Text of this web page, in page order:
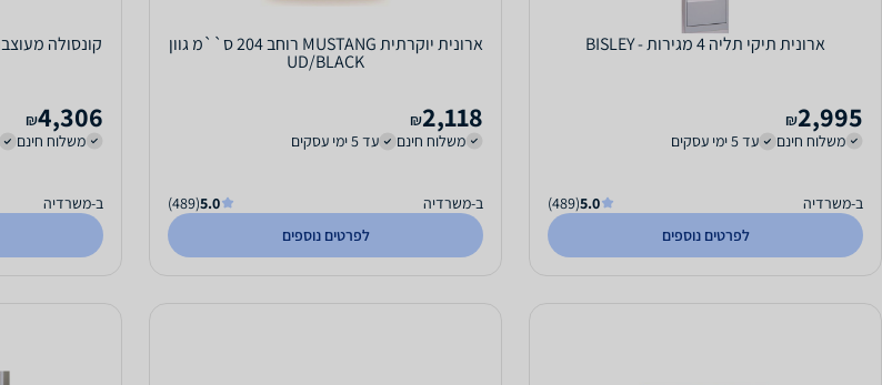
ארונית תיקי תליה 4 מגירות - BISLEY
2,995
₪
משלוח חינם
עד 5 ימי עסקים
ב-משרדיה 5.0
(489)
לפרטים נוספים
ארונית יוקרתית MUSTANG רוחב 204 ס``מ גוון
UD/BLACK
2,118
₪
משלוח חינם
עד 5 ימי עסקים
ב-משרדיה 5.0
(489)
לפרטים נוספים
4,306
₪
משלוח חינם
ב-משרדיה